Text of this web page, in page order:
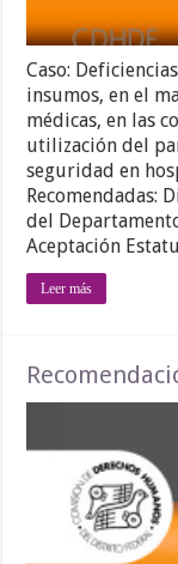
Caso:
insumos, en el
médicas, en las
utilización del
seguridad en
Recomendadas:
del
Aceptación
Leer más